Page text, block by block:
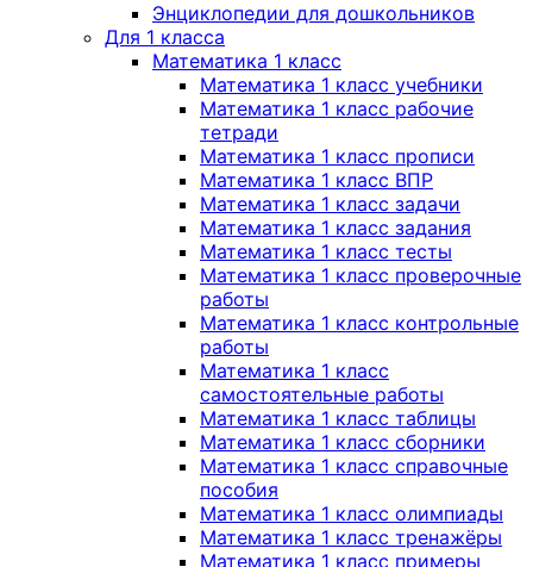
Энциклопедии для дошкольников
Для 1 класса
Математика 1 класс
Математика 1 класс учебники
Математика 1 класс рабочие
тетради
Математика 1 класс прописи
Математика 1 класс ВПР
Математика 1 класс задачи
Математика 1 класс задания
Математика 1 класс тесты
Математика 1 класс проверочные
работы
Математика 1 класс контрольные
работы
Математика 1 класс
самостоятельные работы
Математика 1 класс таблицы
Математика 1 класс сборники
Математика 1 класс справочные
пособия
Математика 1 класс олимпиады
Математика 1 класс тренажёры
Математика 1 класс примеры